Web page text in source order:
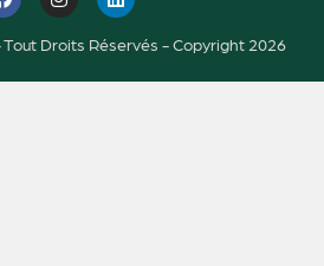
Droits Réservés - Copyright 2026